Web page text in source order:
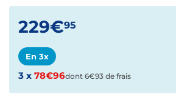
229€95
En 3x
3 x 78€96dont 6€93 de frais